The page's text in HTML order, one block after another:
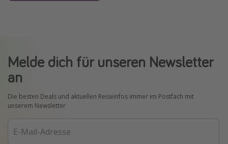
Melde dich für unseren Newsletter
an
Die besten Deals und aktuellen Reiseinfos immer im Postfach mit
unserem Newsletter